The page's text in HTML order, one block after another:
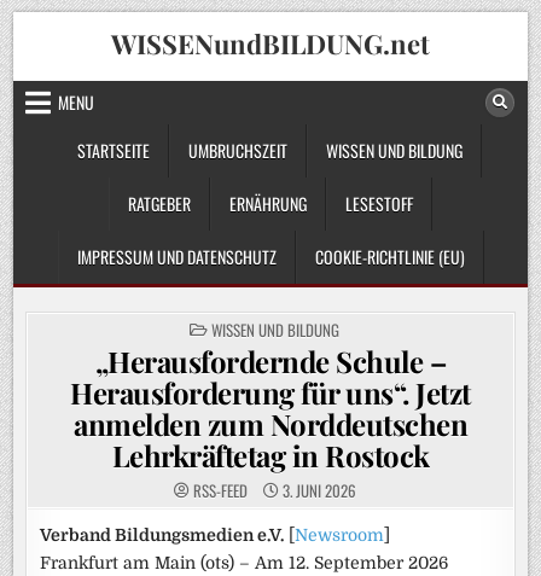
Skip
to
content
WISSENundBILDUNG.net
MENU
STARTSEITE
UMBRUCHSZEIT WISSEN UND BILDUNG
RATGEBER ERNÄHRUNG LESESTOFF
IMPRESSUM UND DATENSCHUTZ COOKIE-RICHTLINIE (EU)
POSTED
IN
WISSEN UND BILDUNG
„Herausfordernde Schule –
Herausforderung für uns“. Jetzt
anmelden zum Norddeutschen
Lehrkräftetag in Rostock
RSS-FEED 3. JUNI 2026
Verband Bildungsmedien e.V. [Newsroom
Frankfurt am Main (ots) – Am 12. September 2026